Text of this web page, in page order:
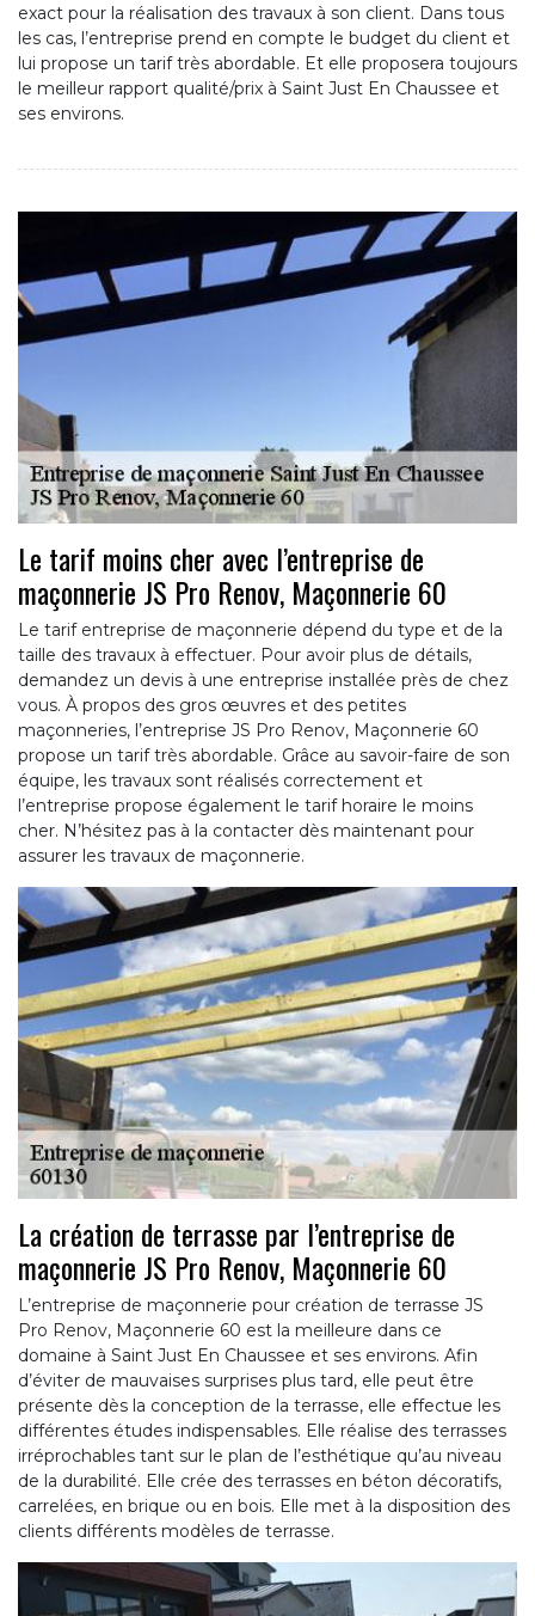
exact pour la réalisation des travaux à son client. Dans tous
les cas, l’entreprise prend en compte le budget du client et
lui propose un tarif très abordable. Et elle proposera toujours
le meilleur rapport qualité/prix à Saint Just En Chaussee et
ses environs.
Le tarif moins cher avec l’entreprise de
maçonnerie JS Pro Renov, Maçonnerie 60
Le tarif entreprise de maçonnerie dépend du type et de la
taille des travaux à effectuer. Pour avoir plus de détails,
demandez un devis à une entreprise installée près de chez
vous. À propos des gros œuvres et des petites
maçonneries, l’entreprise JS Pro Renov, Maçonnerie 60
propose un tarif très abordable. Grâce au savoir-faire de son
équipe, les travaux sont réalisés correctement et
l’entreprise propose également le tarif horaire le moins
cher. N’hésitez pas à la contacter dès maintenant pour
assurer les travaux de maçonnerie.
La création de terrasse par l’entreprise de
maçonnerie JS Pro Renov, Maçonnerie 60
L’entreprise de maçonnerie pour création de terrasse JS
Pro Renov, Maçonnerie 60 est la meilleure dans ce
domaine à Saint Just En Chaussee et ses environs. Afin
d’éviter de mauvaises surprises plus tard, elle peut être
présente dès la conception de la terrasse, elle effectue les
différentes études indispensables. Elle réalise des terrasses
irréprochables tant sur le plan de l’esthétique qu’au niveau
de la durabilité. Elle crée des terrasses en béton décoratifs,
carrelées, en brique ou en bois. Elle met à la disposition des
clients différents modèles de terrasse.